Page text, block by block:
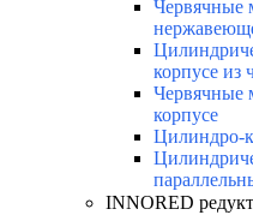
Червячные
корпусе из
Червячные
корпусе
Цилиндро-
INNORED